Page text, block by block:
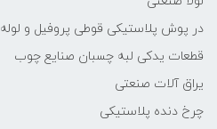
در پوش پلاستیکی قوطی پروفیل و لوله
قطعات یدکی لبه چسبان صنایع چوب
یراق آلات صنعتی
چرخ دنده پلاستیکی